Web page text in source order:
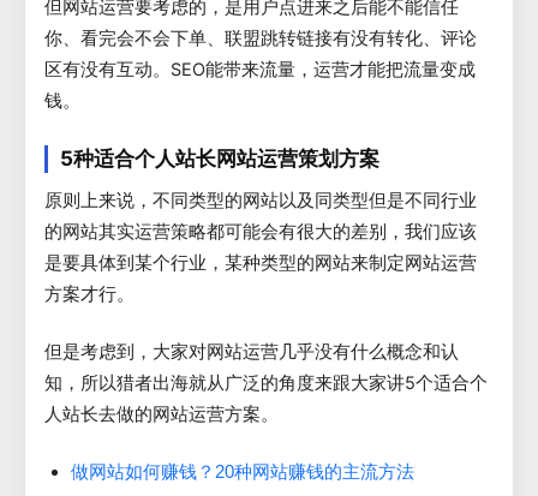
但网站运营要考虑的，是用户点进来之后能不能信任
你、看完会不会下单、联盟跳转链接有没有转化、评论
区有没有互动。SEO能带来流量，运营才能把流量变成
钱。
5种适合个人站长网站运营策划方案
原则上来说，不同类型的网站以及同类型但是不同行业
的网站其实运营策略都可能会有很大的差别，我们应该
是要具体到某个行业，某种类型的网站来制定网站运营
方案才行。
但是考虑到，大家对网站运营几乎没有什么概念和认
知，所以猎者出海就从广泛的角度来跟大家讲5个适合个
人站长去做的网站运营方案。
做网站如何赚钱？20种网站赚钱的主流方法